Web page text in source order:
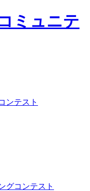
ンテスト
グコンテスト